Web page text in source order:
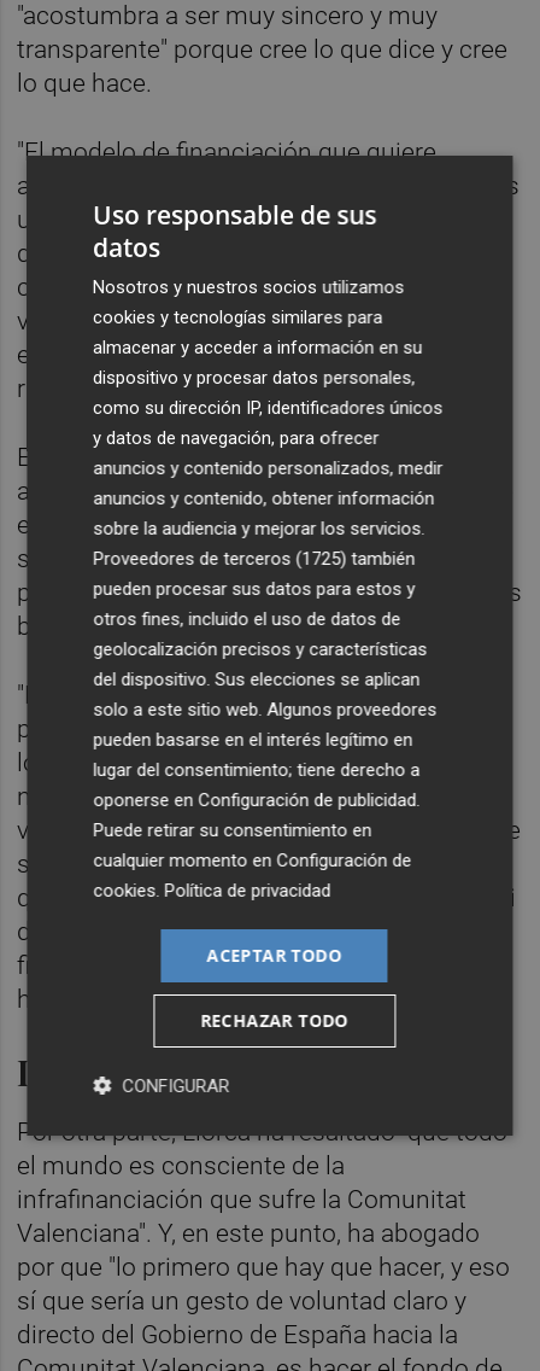
"acostumbra a ser muy sincero y muy
transparente" porque cree lo que dice y cree
lo que hace.
"El modelo de financiación que quiere
aprobar el Gobierno de España, ni siquiera es
un modelo como tal, sino unas diapositivas
donde se nos dijo que se nos daría una
cantidad de dinero sin especificar de dónde
viene ni cómo viene. Por lo tanto, creo que
este tipo de cosas requieren de mucho más
rigor", ha argumentado.
El dirigente autonómico ha agregado que,
además, "hay una cosa muy importante, que
es que todas las comunidades autónomas
salvo Cataluña, que es la que recibe los
privilegios, estamos de acuerdo en que no es
bueno para ninguna".
"Por lo tanto, Arcadi, que lo tengo por una
persona con capacidad de diálogo, creo que
lo primero que tiene es que presentar un
nuevo modelo, porque él ya parte con una
ventaja que no tenía la ministra Montero: que
sabe que ninguna comunidad autónoma lo
quiere. Por lo tanto, lo que tiene que hacer, si
de verdad quiere arreglar el problema de la
financiación, es plantear un nuevo modelo",
ha insistido.
Infrafinanciación
Por otra parte, Llorca ha resaltado "que todo
el mundo es consciente de la
infrafinanciación que sufre la Comunitat
Valenciana". Y, en este punto, ha abogado
por que "lo primero que hay que hacer, y eso
sí que sería un gesto de voluntad claro y
directo del Gobierno de España hacia la
Uso responsable de sus
datos
Nosotros y nuestros socios utilizamos
cookies y tecnologías similares para
almacenar y acceder a información en su
dispositivo y procesar datos personales,
como su dirección IP, identificadores únicos
y datos de navegación, para ofrecer
anuncios y contenido personalizados, medir
anuncios y contenido, obtener información
sobre la audiencia y mejorar los servicios.
Proveedores de terceros (1725) también
pueden procesar sus datos para estos y
otros fines, incluido el uso de datos de
geolocalización precisos y características
del dispositivo. Sus elecciones se aplican
solo a este sitio web. Algunos proveedores
pueden basarse en el interés legítimo en
lugar del consentimiento; tiene derecho a
oponerse enConfiguración de publicidad
Puede retirar su consentimiento en
cualquier momento enConfiguración de
cookies .Política de privacidad
ACEPTAR TODO
RECHAZAR TODO
CONFIGURAR